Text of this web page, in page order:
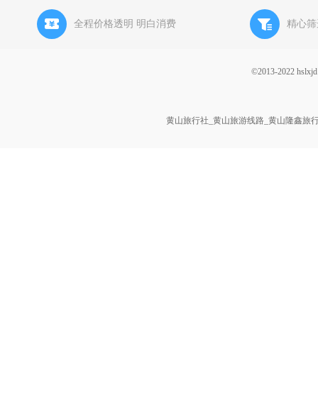
全程价格透明 明白消费 精心
©2013-2022
黄山旅行社_黄山旅游线路_黄山隆鑫旅